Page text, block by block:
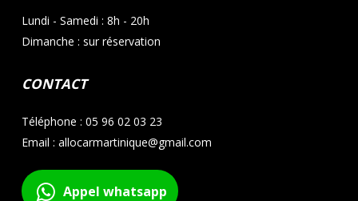
Lundi - Samedi : 8h - 20h
Dimanche : sur réservation
CONTACT
Téléphone : 05 96 02 03 23
Email : allocarmartinique@gmail.com
Appel whatsapp